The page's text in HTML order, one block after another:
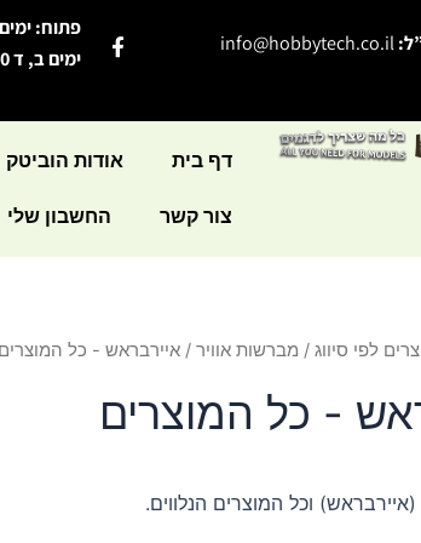
info@hobbytech.co.il
F
a
b
o
פתוח: ימים א, ג, ה
ימים ב, ד 09:00-15:00. רצוי לתאם לפני ההגעה
דף בית אודות הוביטק
צור קשר החשבון שלי
לפי סיווג / מברשות אוויר / איירבראש - כל המוצרים
- כל המוצרים
וכל המוצרים הנלווים.